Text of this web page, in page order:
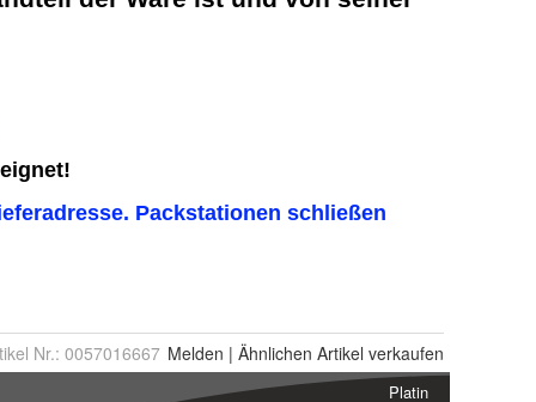
Nr.: 0057016667 Melden | Ähnlichen Artikel verkaufen
Platin